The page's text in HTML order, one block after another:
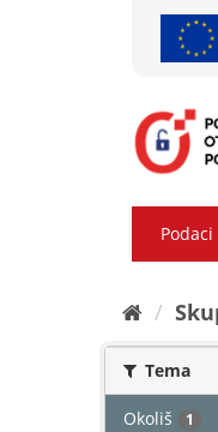
Tema
Okoliš 1